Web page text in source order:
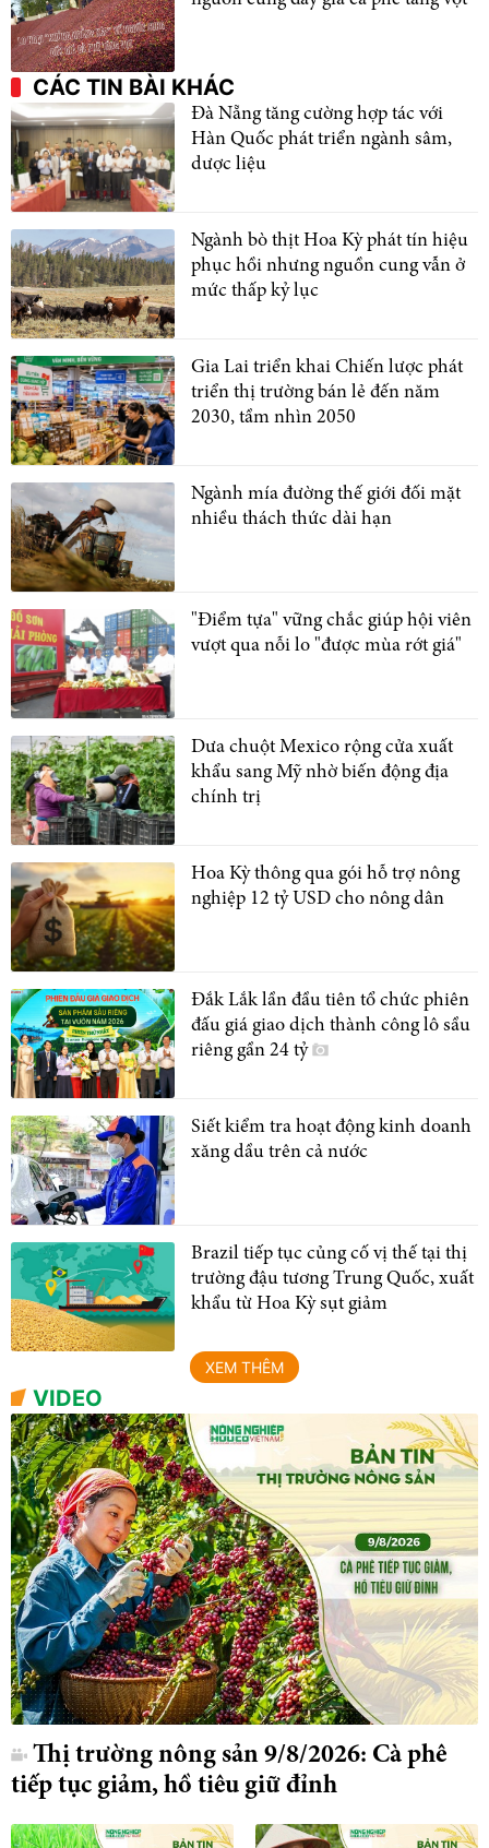
CÁC TIN BÀI KHÁC
Đà Nẵng tăng cường hợp tác với
Hàn Quốc phát triển ngành sâm,
dược liệu
Ngành bò thịt Hoa Kỳ phát tín hiệu
phục hồi nhưng nguồn cung vẫn ở
mức thấp kỷ lục
Gia Lai triển khai Chiến lược phát
triển thị trường bán lẻ đến năm
2030, tầm nhìn 2050
Ngành mía đường thế giới đối mặt
nhiều thách thức dài hạn
"Điểm tựa" vững chắc giúp hội viên
vượt qua nỗi lo "được mùa rớt giá"
Dưa chuột Mexico rộng cửa xuất
khẩu sang Mỹ nhờ biến động địa
chính trị
Hoa Kỳ thông qua gói hỗ trợ nông
nghiệp 12 tỷ USD cho nông dân
Đắk Lắk lần đầu tiên tổ chức phiên
đấu giá giao dịch thành công lô sầu
riêng gần 24 tỷ
Siết kiểm tra hoạt động kinh doanh
xăng dầu trên cả nước
Brazil tiếp tục củng cố vị thế tại thị
trường đậu tương Trung Quốc, xuất
khẩu từ Hoa Kỳ sụt giảm
XEM THÊM
VIDEO
Thị trường nông sản 9/8/2026: Cà phê
tiếp tục giảm, hồ tiêu giữ đỉnh